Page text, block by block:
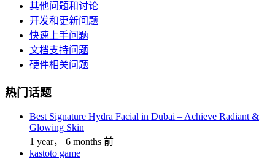
其他问题和讨论
开发和更新问题
快速上手问题
文档支持问题
硬件相关问题
热门话题
Best Signature Hydra Facial in Dubai – Achieve Radiant &
Glowing Skin
1 year， 6 months 前
kastoto game